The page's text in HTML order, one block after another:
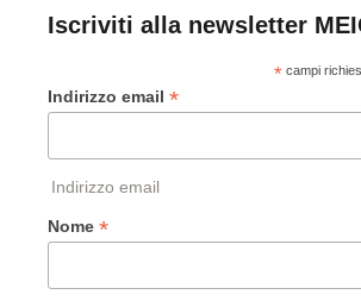
Iscriviti alla newsletter
*campi
Indirizzo email *
Indirizzo email
Nome *